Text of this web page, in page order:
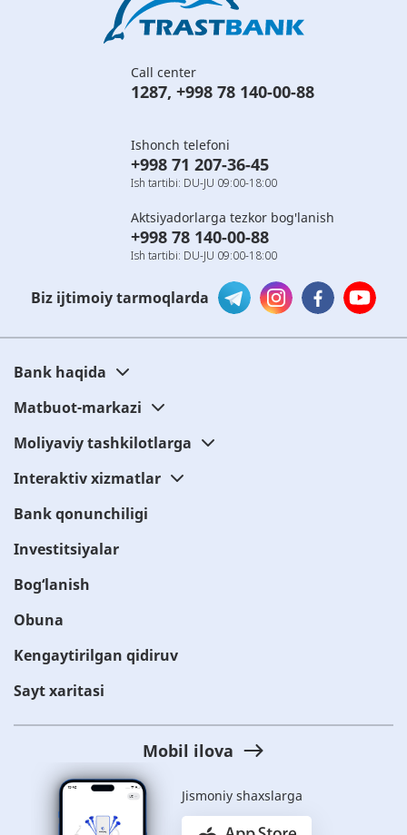
Call center
1287, +998 78 140-00-88
Ishonch telefoni
+998 71 207-36-45
Ish tartibi: DU-JU 09:00-18:00
Aktsiyadorlarga tezkor bog'lanish
+998 78 140-00-88
Ish tartibi: DU-JU 09:00-18:00
Biz ijtimoiy tarmoqlarda
Bank haqida
Matbuot-markazi
Moliyaviy tashkilotlarga
Interaktiv xizmatlar
Bank qonunchiligi
Investitsiyalar
Bog‘lanish
Obuna
Kengaytirilgan qidiruv
Sayt xaritasi
Mobil ilova
Jismoniy shaxslarga